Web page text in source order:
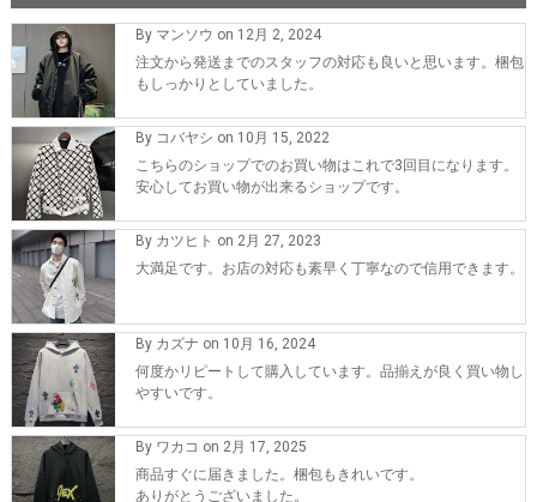
By マンソウ on 12月 2, 2024
注文から発送までのスタッフの対応も良いと思います。梱包
もしっかりとしていました。
By コバヤシ on 10月 15, 2022
こちらのショップでのお買い物はこれで3回目になります。
安心してお買い物が出来るショップです。
By カツヒト on 2月 27, 2023
大満足です。お店の対応も素早く丁寧なので信用できます。
By カズナ on 10月 16, 2024
何度かリピートして購入しています。品揃えが良く買い物し
やすいです。
By ワカコ on 2月 17, 2025
商品すぐに届きました。梱包もきれいです。
ありがとうございました。